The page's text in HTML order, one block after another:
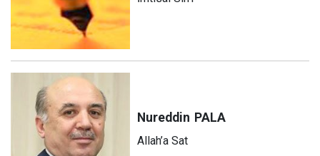
Nureddin PALA
Allah’a Sat